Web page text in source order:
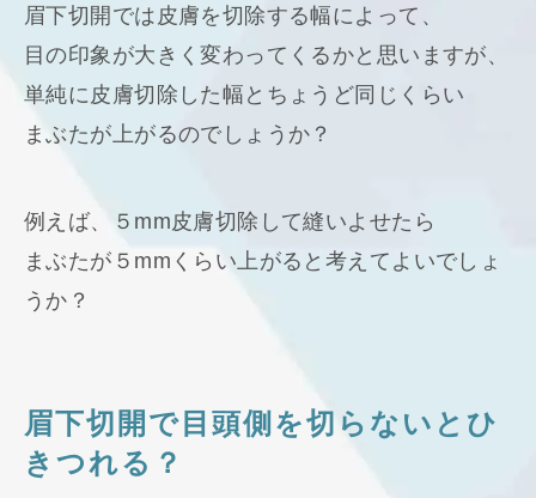
眉下切開では皮膚を切除する幅によって、
目の印象が大きく変わってくるかと思いますが、
単純に皮膚切除した幅とちょうど同じくらい
まぶたが上がるのでしょうか？
例えば、５mm皮膚切除して縫いよせたら
まぶたが５mmくらい上がると考えてよいでしょ
うか？
眉下切開で目頭側を切らないとひ
きつれる？